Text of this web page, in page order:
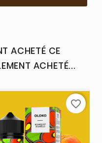
ACHETÉ CE
ACHETÉ...
favorite_border